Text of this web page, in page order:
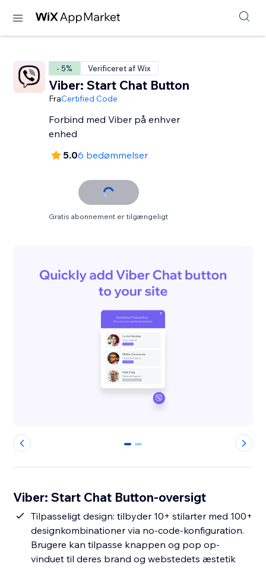
- 5% Verificeret af Wix
Viber: Start Chat Button
FraCertified Code
Forbind med Viber på enhver
enhed
5.06 bedømmelser
Gratis abonnement er tilgængeligt
0 1
Viber: Start Chat Button-oversigt
Tilpasseligt design: tilbyder 10+ stilarter med 100+
designkombinationer via no-code-konfiguration.
Brugere kan tilpasse knappen og pop op-
vinduet til deres brand og webstedets æstetik